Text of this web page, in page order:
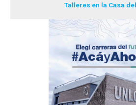
Talleres en la Casa